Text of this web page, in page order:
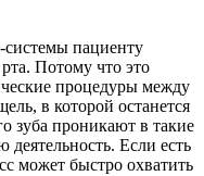
системы пациенту
Потому что это
процедуры между
в которой останется
зуба проникают в такие
Если есть
может быстро охватить